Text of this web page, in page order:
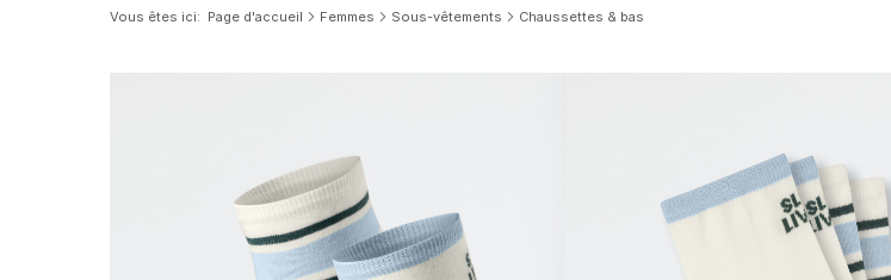
Vous êtes ici Page d'accueil Femmes Sous-vêtements Chaussettes & bas